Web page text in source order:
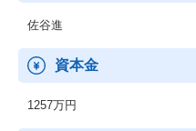
(6)Pro-Lead
佐谷進
資本金
1257万円